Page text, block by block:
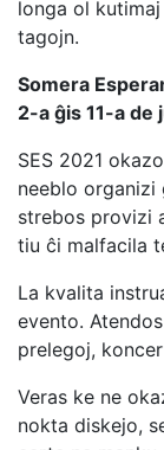
longa ol
tagojn.
Somera
2-a ĝis 11-a de
SES 2021
neeblo organizi
strebos provizi
tiu ĉi malfacila
La kvalita
evento.
prelegoj,
Veras ke ne
nokta diskejo,